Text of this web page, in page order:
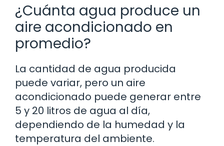
¿Cuánta agua produce un
aire acondicionado en
promedio?
La cantidad de agua producida
puede variar, pero un aire
acondicionado puede generar entre
5 y 20 litros de agua al día,
dependiendo de la humedad y la
temperatura del ambiente.